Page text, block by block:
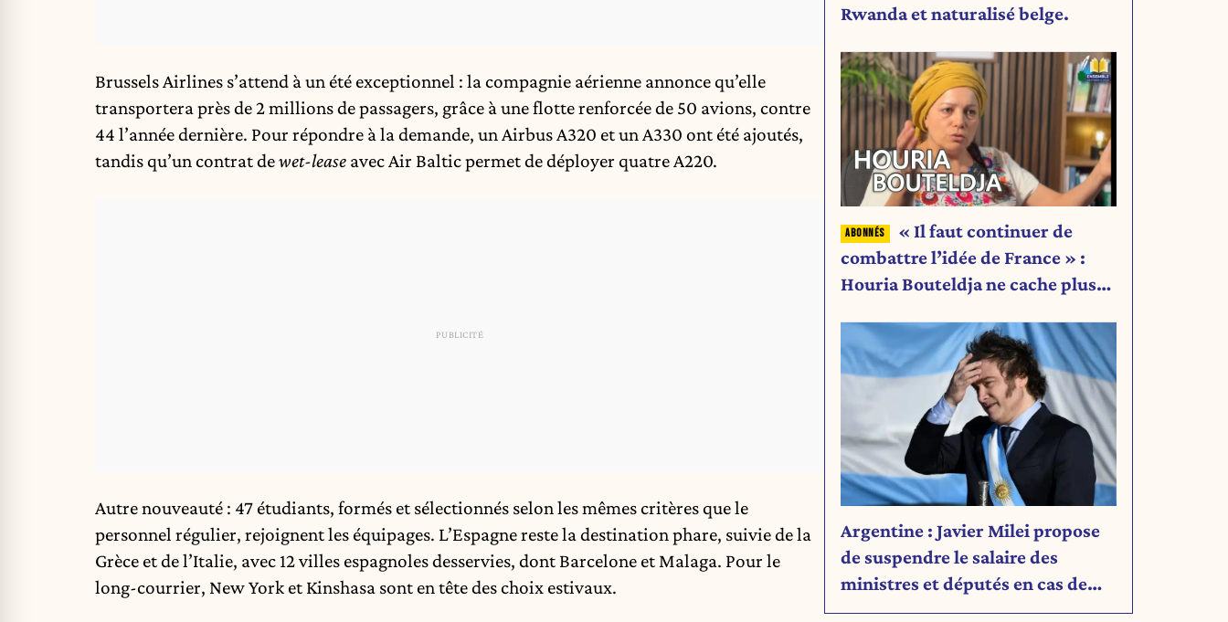
Brussels Airlines s’attend à un été exceptionnel : la compagnie aérienne annonce qu’elle
transportera près de 2 millions de passagers, grâce à une flotte renforcée de 50 avions, contre
44 l’année dernière. Pour répondre à la demande, un Airbus A320 et un A330 ont été ajoutés,
tandis qu’un contrat dewet-lease avec Air Baltic permet de déployer quatre A220.
Autre nouveauté : 47 étudiants, formés et sélectionnés selon les mêmes critères que le
personnel régulier, rejoignent les équipages. L’Espagne reste la destination phare, suivie de la
Grèce et de l’Italie, avec 12 villes espagnoles desservies, dont Barcelone et Malaga. Pour le
long-courrier, New York et Kinshasa sont en tête des choix estivaux.
Rwanda et naturalisé belge.
« Il faut continuer de
combattre l’idée de France » :
Houria Bouteldja ne cache plus
Argentine : Javier Milei propose
de suspendre le salaire des
ministres et députés en cas de
déficit budgétaire